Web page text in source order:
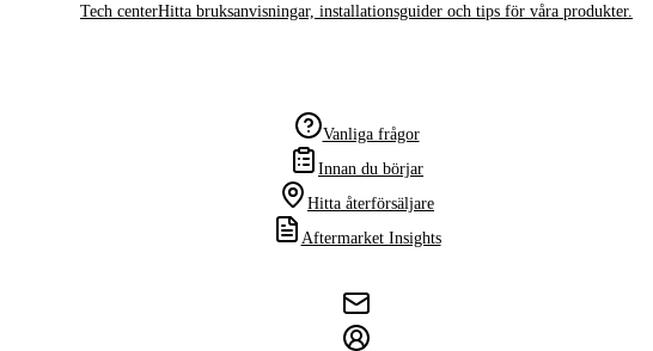
Tech centerHitta bruksanvisningar, installationsguider och tips för våra produkter.
Vanliga frågor
Innan du börjar
Hitta återförsäljare
Aftermarket Insights